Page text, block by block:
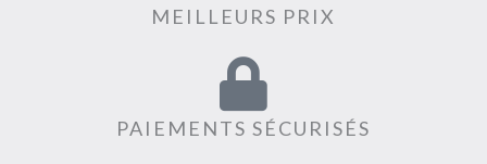
MEILLEURS PRIX
PAIEMENTS SÉCURISÉS